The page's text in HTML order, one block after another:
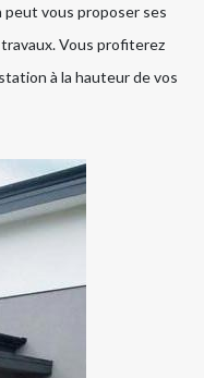
peut vous proposer ses
Vous profiterez
à la hauteur de vos